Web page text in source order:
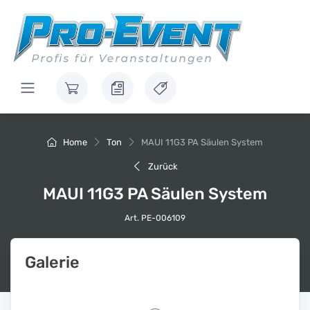
Home Ton MAUI 11G3 PA Säulen System
Zurück
MAUI 11G3 PA Säulen System
Art. PE-006109
Galerie